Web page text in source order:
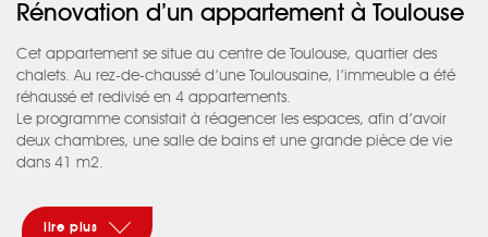
Rénovation d’un appartement à Toulouse
Cet appartement se situe au centre de Toulouse, quartier des
chalets. Au rez-de-chaussé d’une Toulousaine, l’immeuble a été
réhaussé et redivisé en 4 appartements.
Le programme consistait à réagencer les espaces, afin d’avoir
deux chambres, une salle de bains et une grande pièce de vie
dans 41 m2.
laisser libre le plus de surface possible.
Dans la chambre parentale, le dressing intégré au mur sur toute
lire plus